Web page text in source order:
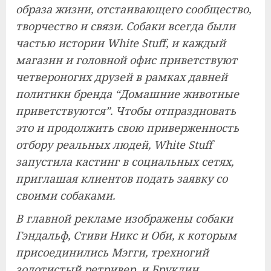
образа жизни, отстаивающего сообщество,
творчество и связи. Собаки всегда были
частью истории White Stuff, и каждый
магазин и головной офис приветствуют
четвероногих друзей в рамках давней
политики бренда “Домашние животные
приветствуются”. Чтобы отпраздновать
это и продолжить свою приверженность
отбору реальных людей, White Stuff
запустила кастинг в социальных сетях,
приглашая клиентов подать заявку со
своими собаками.
В главной рекламе изображены собаки
Гэндальф, Стиви Никс и Оби, к которым
присоединились Мэгги, трехногий